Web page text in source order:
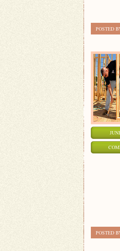
POSTED
POSTED